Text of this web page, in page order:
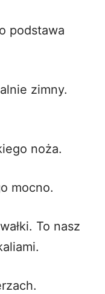
podstawa
zimny.
noża.
mocno.
To nasz